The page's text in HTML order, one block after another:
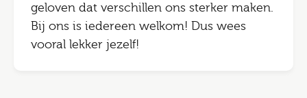
geloven dat verschillen ons sterker maken.
Bij ons is iedereen welkom! Dus wees
vooral lekker jezelf!